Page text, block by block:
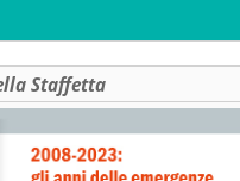
Staffetta